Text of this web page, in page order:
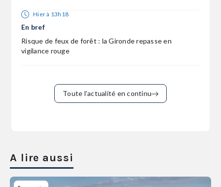
Hier à 13h18
En bref
Risque de feux de forêt : la Gironde repasse en
vigilance rouge
Toute l’actualité en continu
A lire aussi